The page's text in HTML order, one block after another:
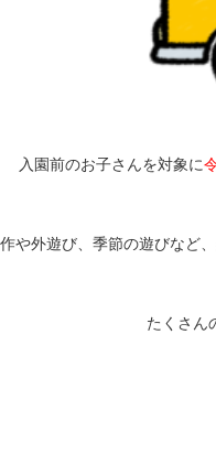
入園前のお子さんを対象に
や外遊び、季節の遊びなど
たくさん